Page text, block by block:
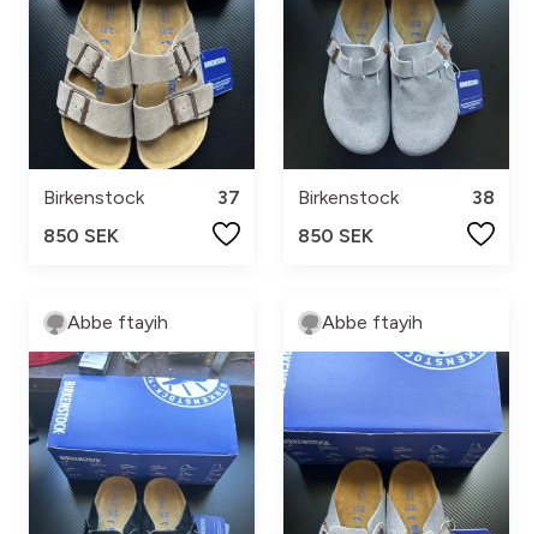
Birkenstock
37
850 SEK
Birkenstock
38
850 SEK
Abbe ftayih Abbe ftayih